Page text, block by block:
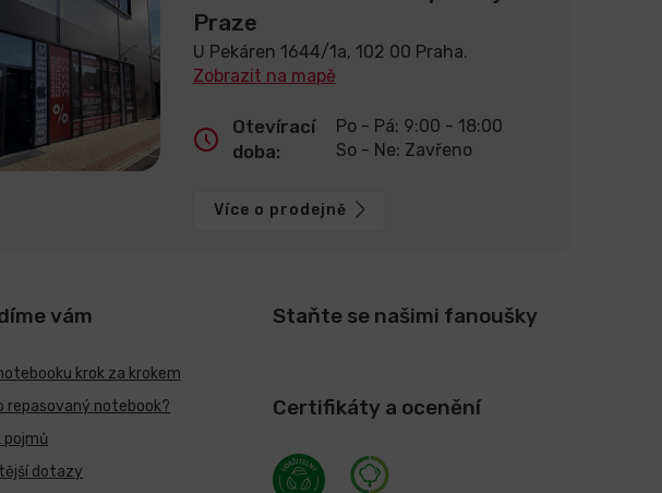
Praze
U Pekáren 1644/1a, 102 00 Praha.
Zobrazit na mapě
Otevírací
doba:
Po - Pá: 9:00 - 18:00
So - Ne: Zavřeno
Více o prodejně
vám
krok za krokem
repasovaný notebook?
pojmů
dotazy
Staňte se našimi fanoušky
Certifikáty a ocenění